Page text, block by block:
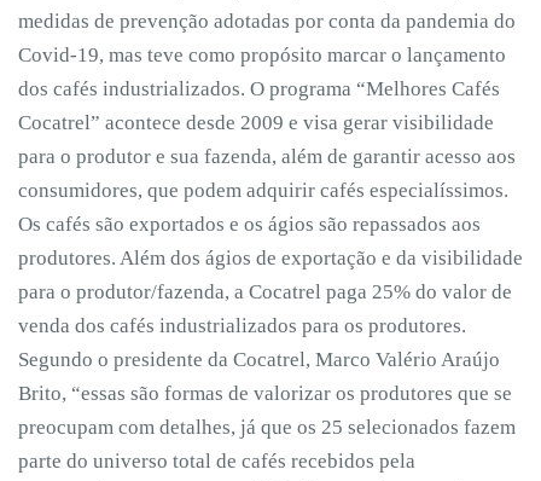
medidas de prevenção adotadas por conta da pandemia do
Covid-19, mas teve como propósito marcar o lançamento
dos cafés industrializados. O programa “Melhores Cafés
Cocatrel” acontece desde 2009 e visa gerar visibilidade
para o produtor e sua fazenda, além de garantir acesso aos
consumidores, que podem adquirir cafés especialíssimos.
Os cafés são exportados e os ágios são repassados aos
produtores. Além dos ágios de exportação e da visibilidade
para o produtor/fazenda, a Cocatrel paga 25% do valor de
venda dos cafés industrializados para os produtores.
Segundo o presidente da Cocatrel, Marco Valério Araújo
Brito, “essas são formas de valorizar os produtores que se
preocupam com detalhes, já que os 25 selecionados fazem
parte do universo total de cafés recebidos pela